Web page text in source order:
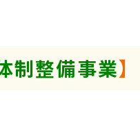
制整備事業】